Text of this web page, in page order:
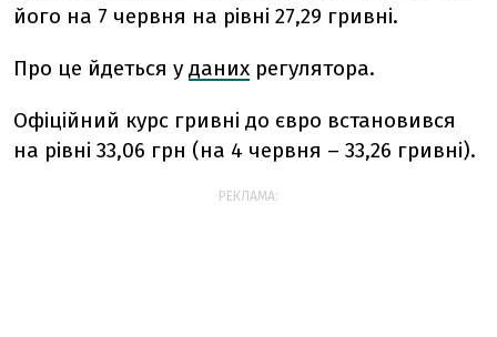
його на 7 червня на рівні 27,29 гривні.
Про це йдеться у даних регулятора.
Офіційний курс гривні до євро встановився
на рівні 33,06 грн (на 4 червня – 33,26 гривні).
РЕКЛАМА: